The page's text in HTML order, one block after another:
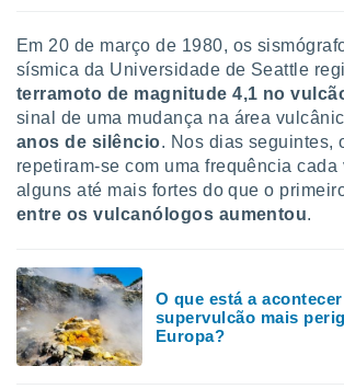
Pode
ao
através
nós e
únicos
Em 20 de março de 1980, os
sísmica da Universidade de Seattle
terramoto de magnitude 4,1 no
sinal de uma mudança na área
anos de silêncio. Nos dias seguintes,
repetiram-se com uma frequência cada
alguns até mais fortes do que o
entre os vulcanólogos aumentou.
O que está a
supervulcão mais
Europa?